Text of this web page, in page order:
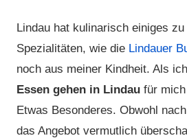
Lindau hat kulinarisch einiges zu
Spezialitäten, wie die Lindauer
noch aus meiner Kindheit. Als
Essen gehen in Lindau für
Etwas Besonderes. Obwohl
das Angebot vermutlich